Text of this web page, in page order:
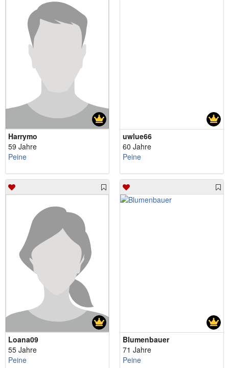
Harrymo
59 Jahre
Peine
uwlue66
60 Jahre
Peine
Loana09
55 Jahre
Peine
Blumenbauer
71 Jahre
Peine